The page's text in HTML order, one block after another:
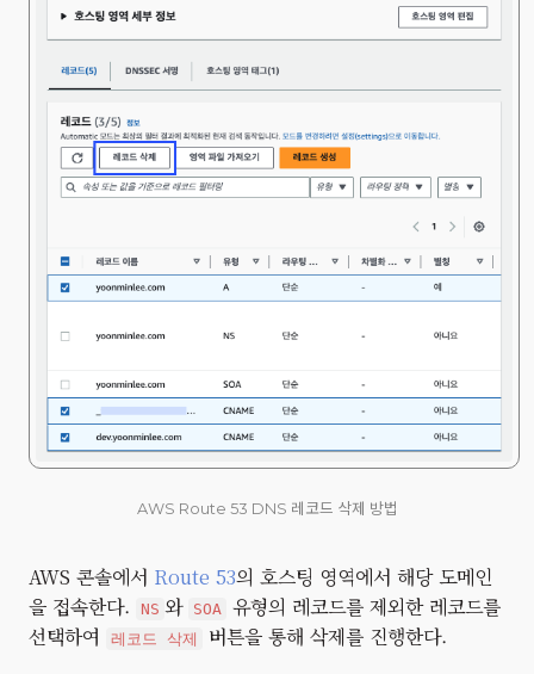
AWS Route 53 DNS 레코드 삭제 방법
AWS 콘솔에서 Route 53의 호스팅 영역에서 해당 도메인
을 접속한다.
NS 와 SOA 유형의 레코드를 제외한 레코드를
선택하여
레코드 삭제 버튼을 통해 삭제를 진행한다.